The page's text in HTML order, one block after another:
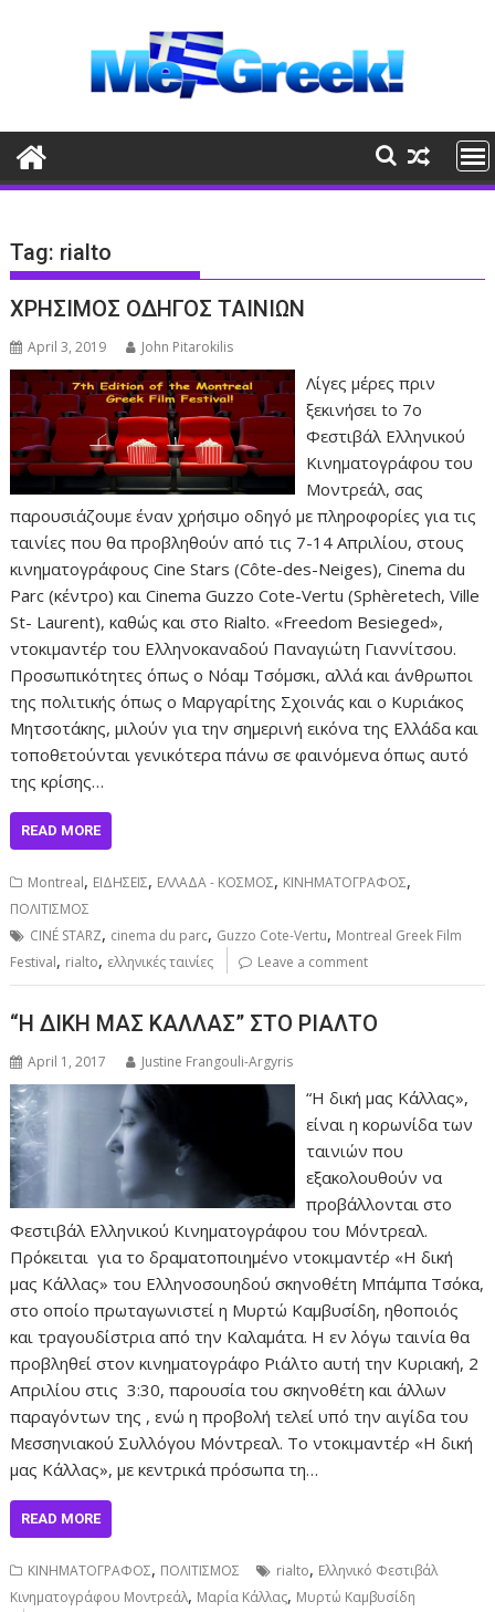
Tag: rialto
ΧΡΗΣΙΜΟΣ ΟΔΗΓΟΣ ΤΑΙΝΙΩΝ
April 3, 2019 John Pitarokilis
Λίγες μέρες πριν
ξεκινήσει tο 7ο
Φεστιβάλ Ελληνικού
Κινηματογράφου του
Μοντρεάλ, σας
παρουσιάζουμε έναν χρήσιμο οδηγό με πληροφορίες για τις
ταινίες που θα προβληθούν από τις 7-14 Απριλίου, στους
κινηματογράφους Cine Stars (Côte-des-Neiges), Cinema du
Parc (κέντρο) και Cinema Guzzo Cote-Vertu (Sphèretech, Ville
St- Laurent), καθώς και στο Rialto. «Freedom Besieged»,
ντοκιμαντέρ του Ελληνοκαναδού Παναγιώτη Γιαννίτσου.
Προσωπικότητες όπως ο Νόαμ Τσόμσκι, αλλά και άνθρωποι
της πολιτικής όπως o Μαργαρίτης Σχοινάς και ο Κυριάκος
Μητσοτάκης, μιλούν για την σημερινή εικόνα της Ελλάδα και
τοποθετούνται γενικότερα πάνω σε φαινόμενα όπως αυτό
της κρίσης…
READ MORE
Montreal, ΕΙΔΗΣΕΙΣ, ΕΛΛΑΔΑ - ΚΟΣΜΟΣ, ΚΙΝΗΜΑΤΟΓΡΑΦΟΣ,
ΠΟΛΙΤΙΣΜΟΣ
CINÉ STARZ, cinema du parc, Guzzo Cote-Vertu, Montreal Greek Film
Festival, rialto, ελληνικές ταινίες Leave a comment
“Η ΔΙΚΗ ΜΑΣ ΚΑΛΛΑΣ” ΣΤΟ ΡΙΑΛΤΟ
April 1, 2017 Justine Frangouli-Argyris
“Η δική μας Κάλλας»,
είναι η κορωνίδα των
ταινιών που
εξακολουθούν να
προβάλλονται στο
Φεστιβάλ Ελληνικού Κινηματογράφου του Μόντρεαλ.
Πρόκειται για το δραματοποιημένο ντοκιμαντέρ «Η δική
μας Κάλλας» του Ελληνοσουηδού σκηνοθέτη Μπάμπα Τσόκα,
στο οποίο πρωταγωνιστεί η Μυρτώ Καμβυσίδη, ηθοποιός
και τραγουδίστρια από την Καλαμάτα. Η εν λόγω ταινία θα
προβληθεί στον κινηματογράφο Ριάλτο αυτή την Κυριακή, 2
Απριλίου στις 3:30, παρουσία του σκηνοθέτη και άλλων
παραγόντων της , ενώ η προβολή τελεί υπό την αιγίδα του
Μεσσηνιακού Συλλόγου Μόντρεαλ. Το ντοκιμαντέρ «Η δική
μας Κάλλας», με κεντρικά πρόσωπα τη…
READ MORE
ΚΙΝΗΜΑΤΟΓΡΑΦΟΣ, ΠΟΛΙΤΙΣΜΟΣ rialto, Ελληνικό Φεστιβάλ
Κινηματογράφου Μοντρεάλ, Μαρία Κάλλας, Μυρτώ Καμβυσίδη